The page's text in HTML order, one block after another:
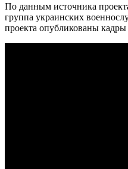
По данным источника
группа украинских
проекта опубликованы